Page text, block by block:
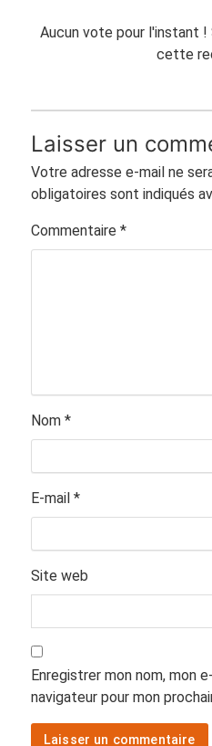
Aucun vote pour l'instant
cette
Laisser un
Votre adresse e-mail ne
obligatoires sont indiqués
Commentaire *
Nom *
E-mail *
Site web
Enregistrer mon nom, mon
navigateur pour mon